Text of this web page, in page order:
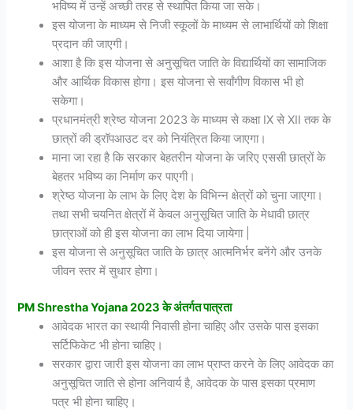
भविष्य में उन्हें अच्छी तरह से स्थापित किया जा सके।
इस योजना के माध्यम से निजी स्कूलों के माध्यम से लाभार्थियों को शिक्षा
प्रदान की जाएगी।
आशा है कि इस योजना से अनुसूचित जाति के विद्यार्थियों का सामाजिक
और आर्थिक विकास होगा। इस योजना से सर्वांगीण विकास भी हो
सकेगा।
प्रधानमंत्री श्रेष्ठ योजना 2023 के माध्यम से कक्षा IX से XII तक के
छात्रों की ड्रॉपआउट दर को नियंत्रित किया जाएगा।
माना जा रहा है कि सरकार बेहतरीन योजना के जरिए एससी छात्रों के
बेहतर भविष्य का निर्माण कर पाएगी।
श्रेष्‍ठ योजना के लाभ के लिए देश के विभिन्‍न क्षेत्रों को चुना जाएगा।
तथा सभी चयनित क्षेत्रों में केवल अनुसूचित जाति के मेधावी छात्र
छात्राओं को ही इस योजना का लाभ दिया जायेगा |
इस योजना से अनुसूचित जाति के छात्र आत्मनिर्भर बनेंगे और उनके
जीवन स्तर में सुधार होगा।
PM Shrestha Yojana 2023 के अंतर्गत पात्रता
आवेदक भारत का स्थायी निवासी होना चाहिए और उसके पास इसका
सर्टिफिकेट भी होना चाहिए।
सरकार द्वारा जारी इस योजना का लाभ प्राप्त करने के लिए आवेदक का
अनुसूचित जाति से होना अनिवार्य है, आवेदक के पास इसका प्रमाण
पत्र भी होना चाहिए।